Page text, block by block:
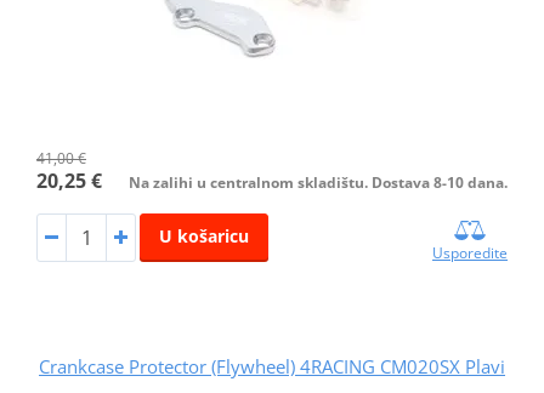
41,00 €
20,25 € Na zalihi u centralnom skladištu. Dostava 8-10 dana.
U košaricu
Usporedite
Crankcase Protector (Flywheel) 4RACING CM020SX Plavi